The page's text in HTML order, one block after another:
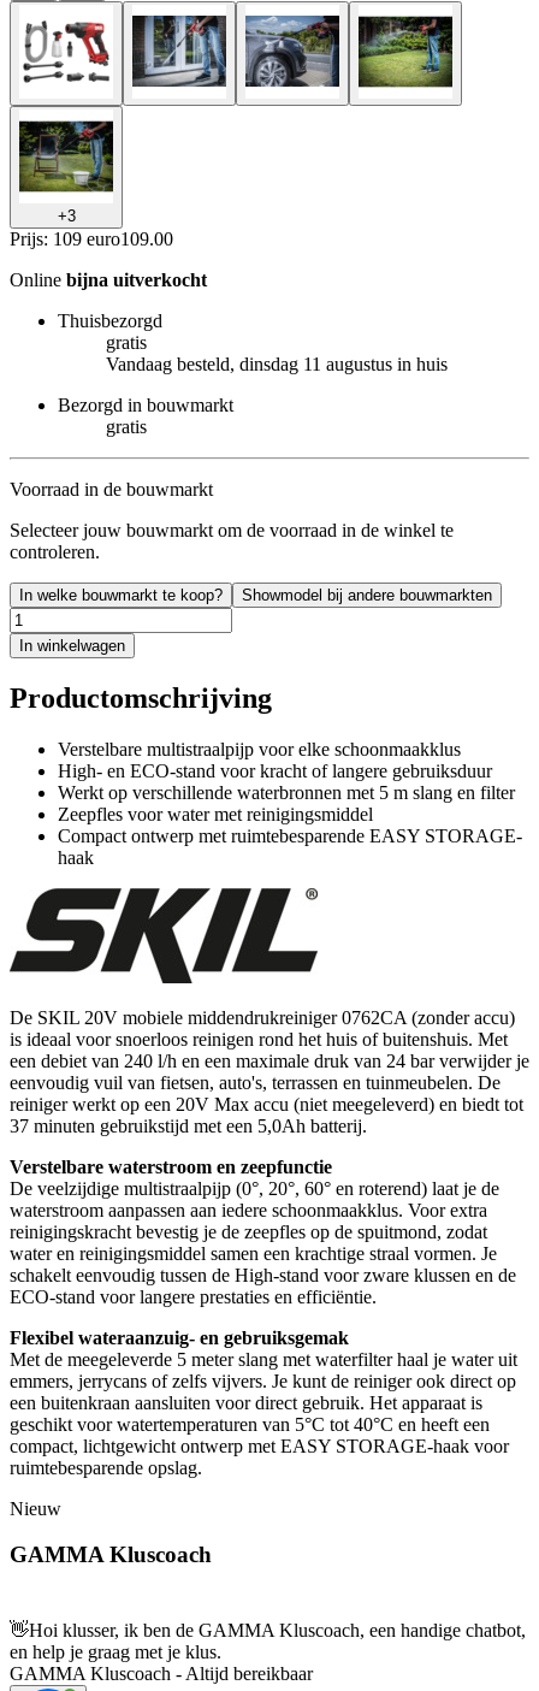
+3
Prijs: 109 euro109.00
Online bijna uitverkocht
Thuisbezorgd
gratis
Vandaag besteld, dinsdag 11 augustus in huis
Bezorgd in bouwmarkt
gratis
Voorraad in de bouwmarkt
Selecteer jouw bouwmarkt om de voorraad in de winkel te
controleren.
In welke bouwmarkt te koop? Showmodel bij andere bouwmarkten
In winkelwagen
Productomschrijving
Verstelbare multistraalpijp voor elke schoonmaakklus
High- en ECO-stand voor kracht of langere gebruiksduur
Werkt op verschillende waterbronnen met 5 m slang en filter
Zeepfles voor water met reinigingsmiddel
Compact ontwerp met ruimtebesparende EASY STORAGE-
haak
De SKIL 20V mobiele middendrukreiniger 0762CA (zonder accu)
is ideaal voor snoerloos reinigen rond het huis of buitenshuis. Met
een debiet van 240 l/h en een maximale druk van 24 bar verwijder je
eenvoudig vuil van fietsen, auto's, terrassen en tuinmeubelen. De
reiniger werkt op een 20V Max accu (niet meegeleverd) en biedt tot
37 minuten gebruikstijd met een 5,0Ah batterij.
Verstelbare waterstroom en zeepfunctie
De veelzijdige multistraalpijp (0°, 20°, 60° en roterend) laat je de
waterstroom aanpassen aan iedere schoonmaakklus. Voor extra
reinigingskracht bevestig je de zeepfles op de spuitmond, zodat
water en reinigingsmiddel samen een krachtige straal vormen. Je
schakelt eenvoudig tussen de High-stand voor zware klussen en de
ECO-stand voor langere prestaties en efficiëntie.
Flexibel wateraanzuig- en gebruiksgemak
Met de meegeleverde 5 meter slang met waterfilter haal je water uit
emmers, jerrycans of zelfs vijvers. Je kunt de reiniger ook direct op
een buitenkraan aansluiten voor direct gebruik. Het apparaat is
geschikt voor watertemperaturen van 5°C tot 40°C en heeft een
compact, lichtgewicht ontwerp met EASY STORAGE-haak voor
ruimtebesparende opslag.
Nieuw
GAMMA Kluscoach
👋Hoi klusser, ik ben de GAMMA Kluscoach, een handige chatbot,
en help je graag met je klus.
GAMMA Kluscoach - Altijd bereikbaar